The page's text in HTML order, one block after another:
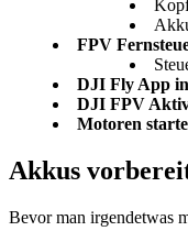
FPV
DJI Fly App
DJI FPV
Motoren
Akkus
Bevor man irgendetwas